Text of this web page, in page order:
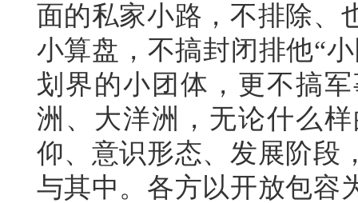
面的私家小路，不排除、
小算盘，不搞封闭排他“
划界的小团体，更不搞
洲、大洋洲，无论什么
仰、意识形态、发展阶段
与其中。各方以开放包容